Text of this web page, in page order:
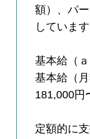
額）、パ
しています
基本給（ａ
基本給（
181,000円
定額的に